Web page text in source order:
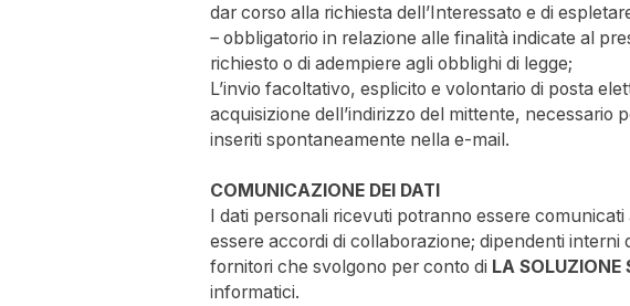
dar corso alla richiesta dell’Interessato e di
– obbligatorio in relazione alle finalità indicate al
richiesto o di adempiere agli obblighi di legge;
L’invio facoltativo, esplicito e volontario di posta
acquisizione dell’indirizzo del mittente,
inseriti spontaneamente nella e-mail.
COMUNICAZIONE DEI DATI
I dati personali ricevuti potranno essere
essere accordi di collaborazione; dipendenti interni
fornitori che svolgono per conto di LA SOLUZIONE
informatici.